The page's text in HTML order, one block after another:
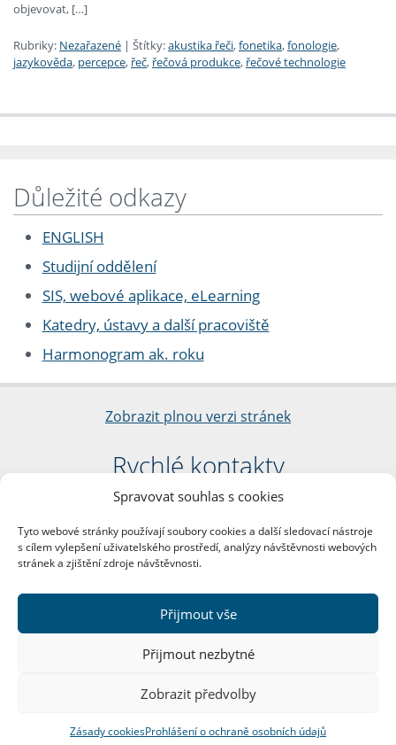
Spravovat souhlas s cookies
Tyto webové stránky používají soubory cookies a další sledovací nástroje
s cílem vylepšení uživatelského prostředí, analýzy návštěvnosti webových
stránek a zjištění zdroje návštěvnosti.
Přijmout vše
Přijmout nezbytné
Zobrazit předvolby
Zásady cookiesProhlášení o ochraně osobních údajů
objevovat, […]
Rubriky: Nezařazené | Štítky:akustika řeči,fonetika,fonologie,
jazykověda, percepce, řeč, řečová produkce, řečové technologie
Důležité odkazy
ENGLISH
Studijní oddělení
SIS, webové aplikace, eLearning
Katedry, ústavy a další pracoviště
Harmonogram ak. roku
Zobrazit plnou verzi stránek
Rychlé kontakty
Filozofická fakulta
nám. Jana Palacha 1/2
116 38 Praha 1
DIČ: CZ00216208
Další kontakty